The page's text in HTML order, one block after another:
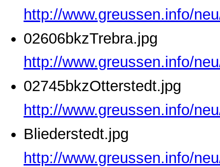
http://www.greussen.info/
02606bkzTrebra.jpg
http://www.greussen.info/
02745bkzOtterstedt.jpg
http://www.greussen.info/
Bliederstedt.jpg
http://www.greussen.info/